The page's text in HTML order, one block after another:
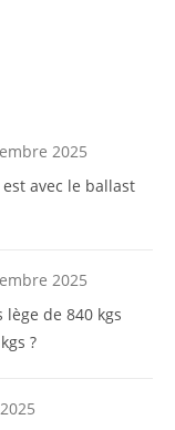
2025
avec le ballast
2025
de 840 kgs
?